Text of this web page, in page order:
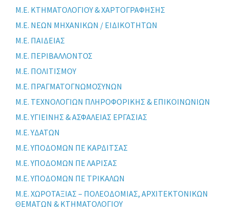
Μ.Ε. ΚΤΗΜΑΤΟΛΟΓΙΟΥ & ΧΑΡΤΟΓΡΑΦΗΣΗΣ
Μ.Ε. ΝΕΩΝ ΜΗΧΑΝΙΚΩΝ / ΕΙΔΙΚΟΤΗΤΩΝ
Μ.Ε. ΠΑΙΔΕΙΑΣ
Μ.Ε. ΠΕΡΙΒΑΛΛΟΝΤΟΣ
Μ.Ε. ΠΟΛΙΤΙΣΜΟΥ
Μ.Ε. ΠΡΑΓΜΑΤΟΓΝΩΜΟΣΥΝΩΝ
Μ.Ε. ΤΕΧΝΟΛΟΓΙΩΝ ΠΛΗΡΟΦΟΡΙΚΗΣ & ΕΠΙΚΟΙΝΩΝΙΩΝ
Μ.Ε. ΥΓΙΕΙΝΗΣ & ΑΣΦΑΛΕΙΑΣ ΕΡΓΑΣΙΑΣ
Μ.Ε. ΥΔΑΤΩΝ
Μ.Ε. ΥΠΟΔΟΜΩΝ ΠΕ ΚΑΡΔΙΤΣΑΣ
Μ.Ε. ΥΠΟΔΟΜΩΝ ΠΕ ΛΑΡΙΣΑΣ
Μ.Ε. ΥΠΟΔΟΜΩΝ ΠΕ ΤΡΙΚΑΛΩΝ
Μ.Ε. ΧΩΡΟΤΑΞΙΑΣ – ΠΟΛΕΟΔΟΜΙΑΣ, ΑΡΧΙΤΕΚΤΟΝΙΚΩΝ
ΘΕΜΑΤΩΝ & ΚΤΗΜΑΤΟΛΟΓΙΟΥ